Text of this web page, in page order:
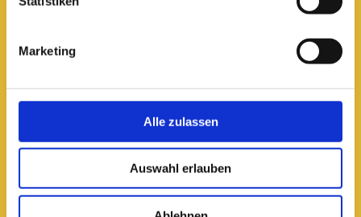
Marketing
Alle zulassen
Auswahl erlauben